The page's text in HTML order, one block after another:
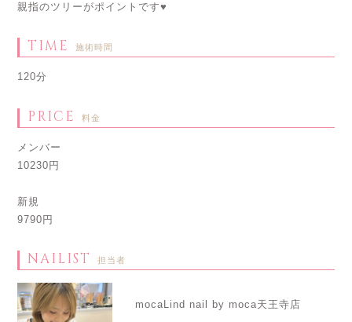
親指のツリーがポイントです♥️
TIME 施術時間
120分
PRICE 料金
メンバー
10230円
新規
9790円
NAILIST 担当者
mocaLind nail by moca天王寺店